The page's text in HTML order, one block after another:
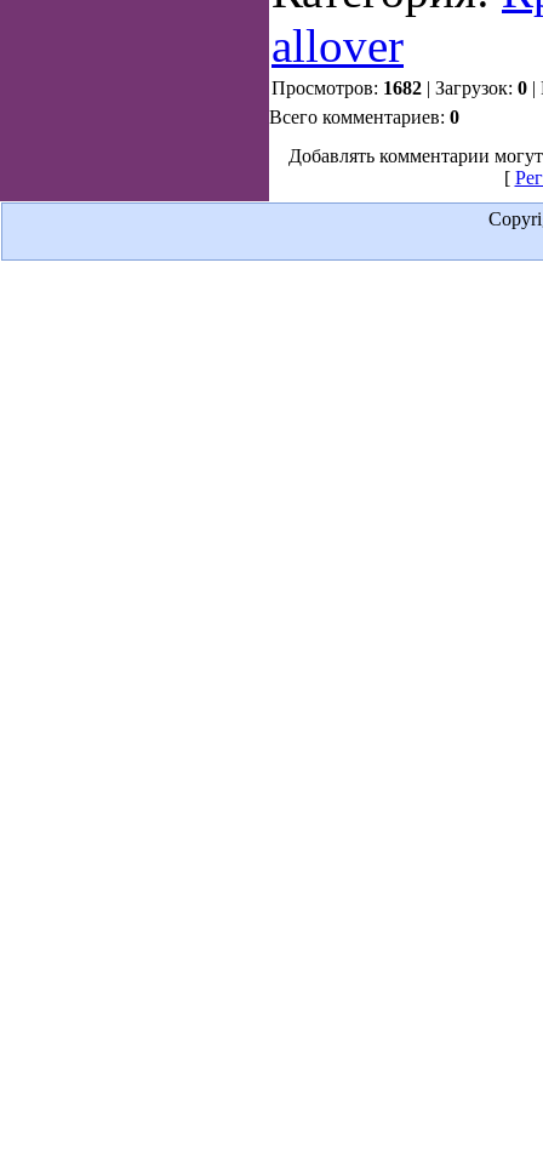
allover
Просмотров: 1682 | Загрузок: 0 |
Всего комментариев: 0
Добавлять комментарии
[